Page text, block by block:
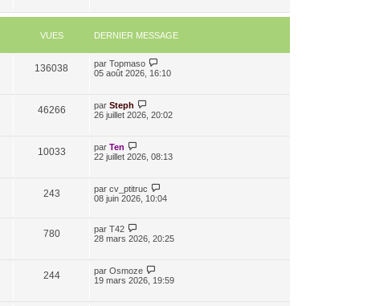
VUES DERNIER MESSAGE
136038 par Topmaso
05 août 2026, 16:10
46266 par Steph
26 juillet 2026, 20:02
10033 par Ten
22 juillet 2026, 08:13
243 par cv_ptitruc
08 juin 2026, 10:04
780 par T42
28 mars 2026, 20:25
244 par Osmoze
19 mars 2026, 19:59